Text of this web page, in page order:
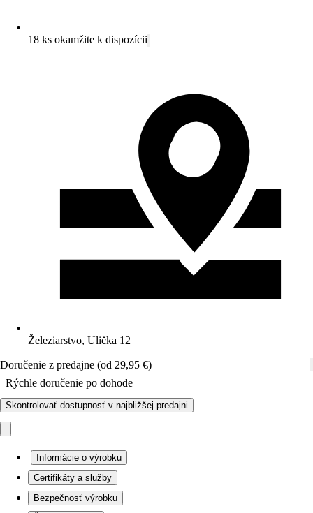
18 ks okamžite k dispozícii
Železiarstvo, Ulička 12
Doručenie z predajne (od 29,95 €)
Rýchle doručenie po dohode
Skontrolovať dostupnosť v najbližšej predajni
Informácie o výrobku
Certifikáty a služby
Bezpečnosť výrobku